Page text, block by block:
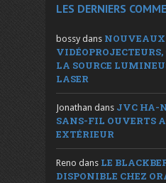
LES DERNIERS
bossy dans NOUVEAUX
LA SOURCE
LASER
Jonathan dans JVC HA-
SANS-FIL OUVERTS
EXTÉRIEUR
Reno dans LE
DISPONIBLE CHEZ